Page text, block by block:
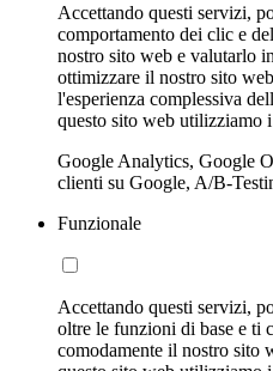
Accettando questi servizi,
comportamento dei clic e
nostro sito web e valutarlo
ottimizzare il nostro sito
l'esperienza complessiva
questo sito web utilizziamo
Google Analytics, Google
clienti su Google, A/B-
Funzionale
Accettando questi servizi,
oltre le funzioni di base e ti
comodamente il nostro sito